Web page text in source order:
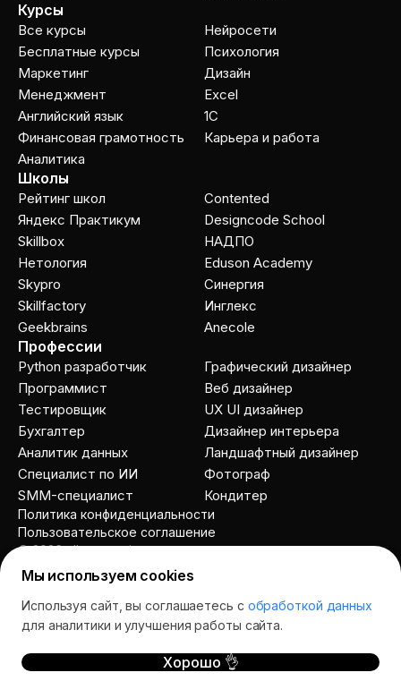
Курсы
Все курсы
Бесплатные курсы
Маркетинг
Менеджмент
Английский язык
Финансовая грамотность
Аналитика
Нейросети
Психология
Дизайн
Excel
1C
Карьера и работа
Школы
Рейтинг школ
Яндекс Практикум
Skillbox
Нетология
Skypro
Skillfactory
Geekbrains
Contented
Designcode School
НАДПО
Eduson Academy
Cинергия
Инглекс
Anecole
Профессии
Python разработчик
Программист
Тестировщик
Бухгалтер
Аналитик данных
Специалист по ИИ
SMM-специалист
Графический дизайнер
Веб дизайнер
UX UI дизайнер
Дизайнер интерьера
Ландшафтный дизайнер
Фотограф
Кондитер
© 2026 allcourses.io
Пользовательское соглашение
Политика конфиденциальности
Мы используем cookies
Используя сайт, вы соглашаетесь с обработкой данных
для аналитики и улучшения работы сайта.
Хорошо 👌